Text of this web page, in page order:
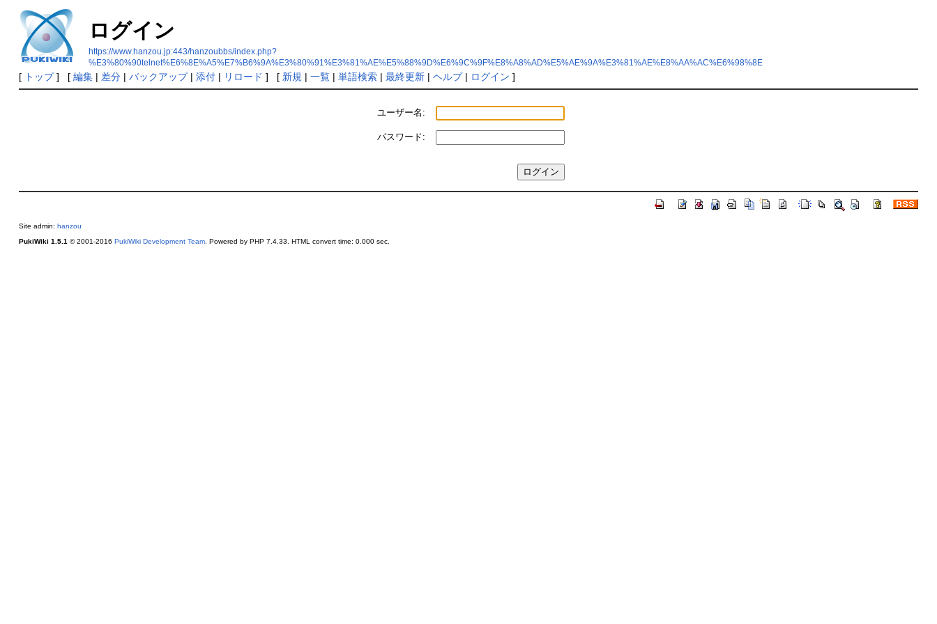
ログイン
https://www.hanzou.jp:443/hanzoubbs/index.php?
%E3%80%90telnet%E6%8E%A5%E7%B6%9A%E3%80%91%E3%81%AE%E5%88%9D%E6%9C%9F%E8%A8%AD%E5%AE%9A%E3%81%AE%E8%AA%AC%E6%98%8E
[ トップ] [ 編集| 差分| バックアップ| 添付| リロード ] [ 新規 | 一覧| 単語検索| 最終更新| ヘルプ| ログイン ]
ユーザー名:
パスワード:
Site admin: hanzou
PukiWiki 1.5.1 © 2001-2016 PukiWiki Development Team. Powered by PHP 7.4.33. HTML convert time: 0.000 sec.